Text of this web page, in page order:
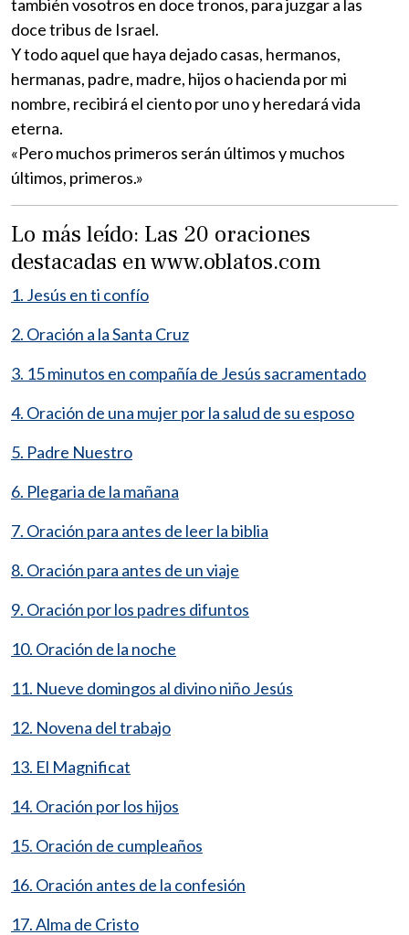
también vosotros en doce tronos, para juzgar a las
doce tribus de Israel.
Y todo aquel que haya dejado casas, hermanos,
hermanas, padre, madre, hijos o hacienda por mi
nombre, recibirá el ciento por uno y heredará vida
eterna.
«Pero muchos primeros serán últimos y muchos
últimos, primeros.»
Lo más leído: Las 20 oraciones
destacadas en www.oblatos.com
1. Jesús en ti confío
2. Oración a la Santa Cruz
3. 15 minutos en compañía de Jesús sacramentado
4. Oración de una mujer por la salud de su esposo
5. Padre Nuestro
6. Plegaria de la mañana
7. Oración para antes de leer la biblia
8. Oración para antes de un viaje
9. Oración por los padres difuntos
10. Oración de la noche
11. Nueve domingos al divino niño Jesús
12. Novena del trabajo
13. El Magnificat
14. Oración por los hijos
15. Oración de cumpleaños
16. Oración antes de la confesión
17. Alma de Cristo